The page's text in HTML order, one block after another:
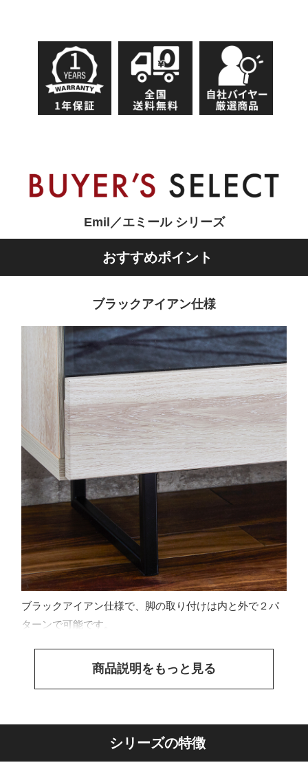
Emil／エミール シリーズ
おすすめポイント
ブラックアイアン仕様
ブラックアイアン仕様で、脚の取り付けは内と外で２パ
ターンで可能です。
商品説明をもっと見る
シリーズの特徴